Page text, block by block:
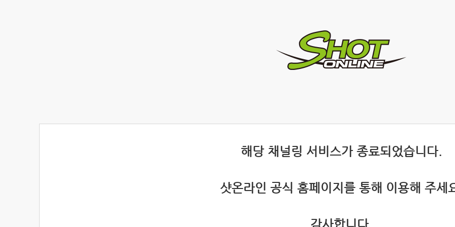
해당 채널링 서비스가 종료되었습니다.
샷온라인 공식 홈페이지를 통해 이용해 주세